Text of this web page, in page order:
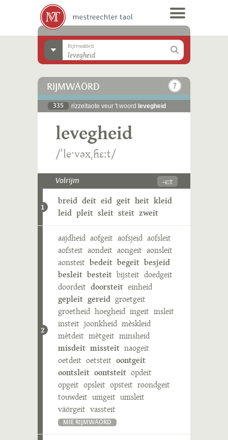
Rijmwäörd
RIJMWÄÖRD
335 rizzeltaote veur 't woord levegheid
levegheid
/ˈleˑvəxˌɦɛːt/
Volrijm -ɛːt
1
breid deit eid geit heit kleid
leid pleit sleit steit zweit
2
aajdheid aofgeit aofsjeid aofsleit
aofsteit aondeit aongeit aonsleit
aonsteit bedeit begeit besjeid
besleit besteit bijsteit doedgeit
doordeit doorsteit einheid
gepleit gereid groetgeit
groetheid hoegheid ingeit insleit
insteit joonkheid mèskleid
mètdeit mètgeit minsheid
misdeit missteit naogeit
oetdeit oetsteit oontgeit
oontsleit oontsteit opdeit
opgeit opsleit opsteit roondgeit
touwdeit umgeit umsleit
väörgeit vassteit
MIE RIJMWÄÖRD